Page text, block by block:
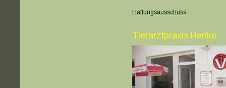
Haftungsausschuss
Tierarztpraxis Henke